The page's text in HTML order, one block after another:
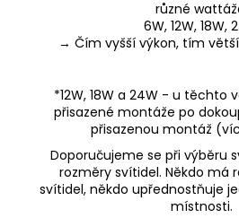
různé
6W, 12W, 18W,
→ Čím vyšší výkon, tím
*12W, 18W a 24W - u těchto
přisazené montáže po
přisazenou montáž
Doporučujeme se při výběru
rozměry svítidel. Někdo má
svítidel, někdo upřednostňuje
místnosti.